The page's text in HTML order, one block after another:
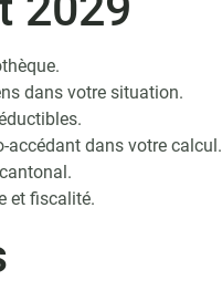
dans votre situation.
accédant dans votre calcul.
et fiscalité.